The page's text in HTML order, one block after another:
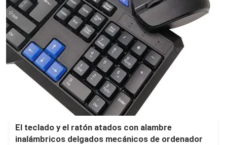
El teclado y el ratón atados con alambre
inalámbricos delgados mecánicos de ordenador